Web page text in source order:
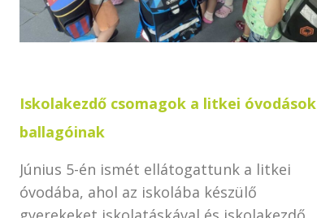
Iskolakezdő csomagok a litkei óvodások
ballagóinak
Június 5-én ismét ellátogattunk a litkei
óvodába, ahol az iskolába készülő